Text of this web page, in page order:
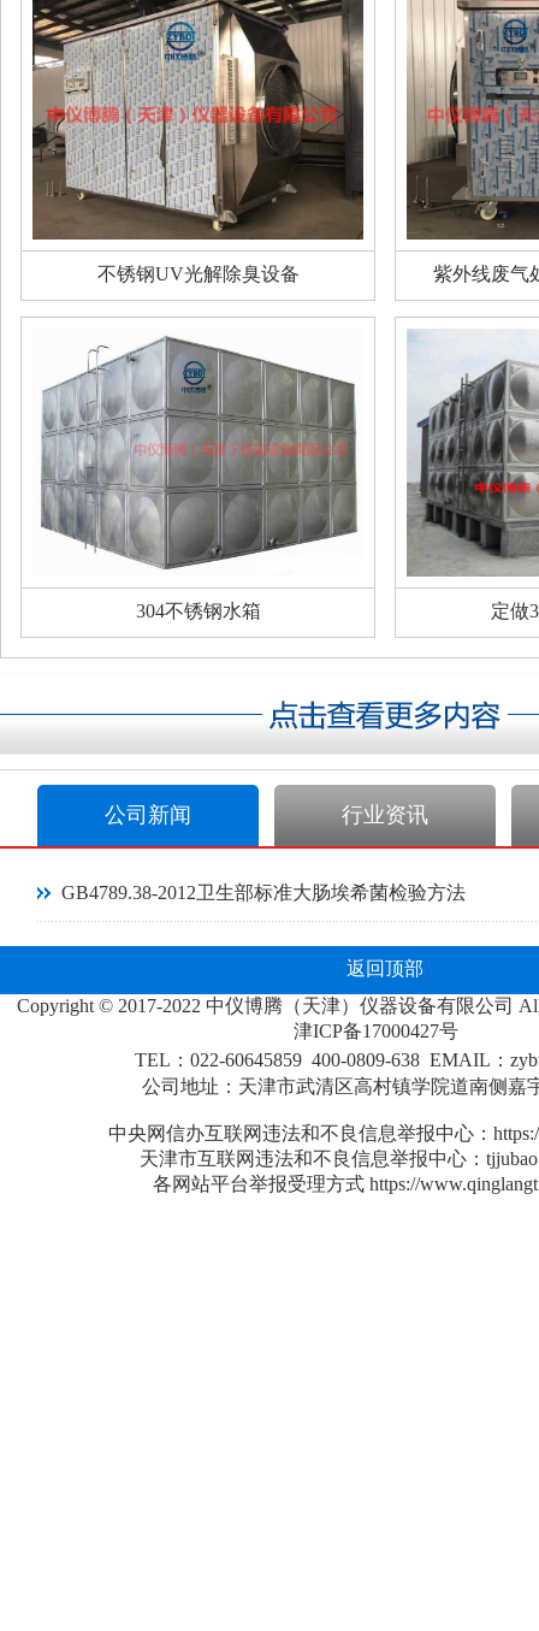
不锈钢UV光解除臭设备 紫外线废气
304不锈钢水箱 定做
公司新闻 行业资讯
GB4789.38-2012卫生部标准大肠埃希菌检验方法
返回顶部
Copyright © 2017-2022 中仪博腾（天津）仪器设备有限公司
津ICP备17000427号
TEL：022-60645859 400-0809-638 EMAIL：
公司地址：天津市武清区高村镇学院道南侧嘉
中央网信办互联网违法和不良信息举报中心：
天津市互联网违法和不良信息举报中心：
各网站平台举报受理方式 https://